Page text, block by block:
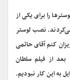
را برای یکی از
نصب لوستر
کنم آقای حاتمی
از فیلم سلطان
به این کار نبودیم.